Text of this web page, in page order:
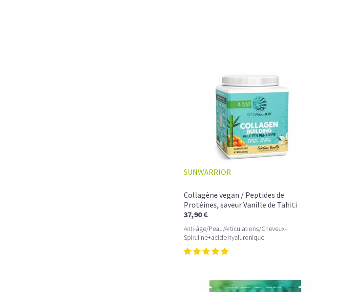
Quand le
Pour les
SUNWARRIOR
Collagène vegan / Peptides de
Protéines, saveur Vanille de Tahiti
37,90 €
Anti-âge/Peau/Articulations/Cheveux-
Spiruline+acide hyaluronique